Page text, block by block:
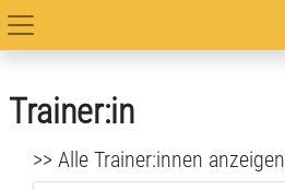
Zum Hauptinhalt
Hauptnavigation
Trainer:in
>> Alle Trainer:innen anzeigen